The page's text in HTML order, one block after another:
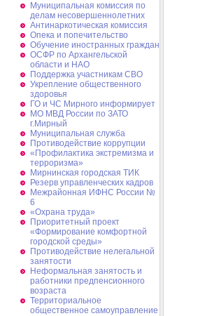
Муниципальная комиссия по
делам несовершеннолетних
Антинаркотическая комиссия
Опека и попечительство
Обучение иностранных граждан
ОСФР по Архангельской
области и НАО
Поддержка участникам СВО
Укрепление общественного
здоровья
ГО и ЧС Мирного информирует
МО МВД России по ЗАТО
г.Мирный
Муниципальная cлужба
Противодействие коррупции
«Профилактика экстремизма и
терроризма»
Мирнинская городская ТИК
Резерв управленческих кадров
Межрайонная ИФНС России №
6
«Охрана труда»
Приоритетный проект
«Формирование комфортной
городской среды»
Противодействие нелегальной
занятости
Неформальная занятость и
работники предпенсионного
возраста
Территориальное
общественное самоуправление